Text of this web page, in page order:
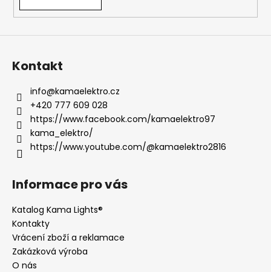
Kontakt
info@kamaelektro.cz
+420 777 609 028
https://www.facebook.com/kamaelektro97
kama_elektro/
https://www.youtube.com/@kamaelektro2816
Informace pro vás
Katalog Kama Lights®
Kontakty
Vrácení zboží a reklamace
Zakázková výroba
O nás